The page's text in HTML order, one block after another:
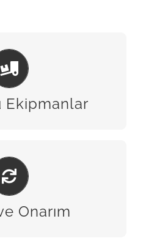
Ekipmanlar
EKIPMANLAR
Onarım
ONARIM